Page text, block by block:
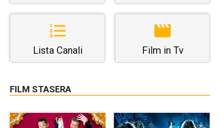
Lista Canali Film in Tv
FILM STASERA